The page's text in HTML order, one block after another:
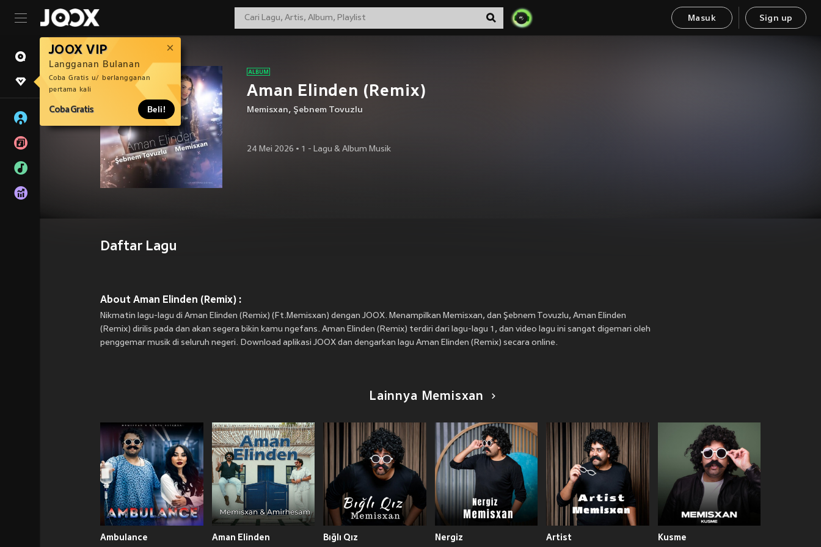
Masuk Sign up
JOOX VIP
Langganan Bulanan
Coba Gratis u/ berlangganan
pertama kali
Coba Gratis Beli!
Aman Elinden (Remix)
Memisxan, Şebnem Tovuzlu
24 Mei 2026 • 1 - Lagu & Album Musik
Daftar Lagu
About Aman Elinden (Remix) :
Nikmatin lagu-lagu di Aman Elinden (Remix) (Ft.Memisxan) dengan JOOX. Menampilkan Memisxan, dan Şebnem Tovuzlu, Aman Elinden
(Remix) dirilis pada dan akan segera bikin kamu ngefans. Aman Elinden (Remix) terdiri dari lagu-lagu 1, dan video lagu ini sangat digemari oleh
penggemar musik di seluruh negeri. Download aplikasi JOOX dan dengarkan lagu Aman Elinden (Remix) secara online.
Lainnya Memisxan
Ambulance Aman Elinden Bığlı Qız Nergiz Artist Kusme